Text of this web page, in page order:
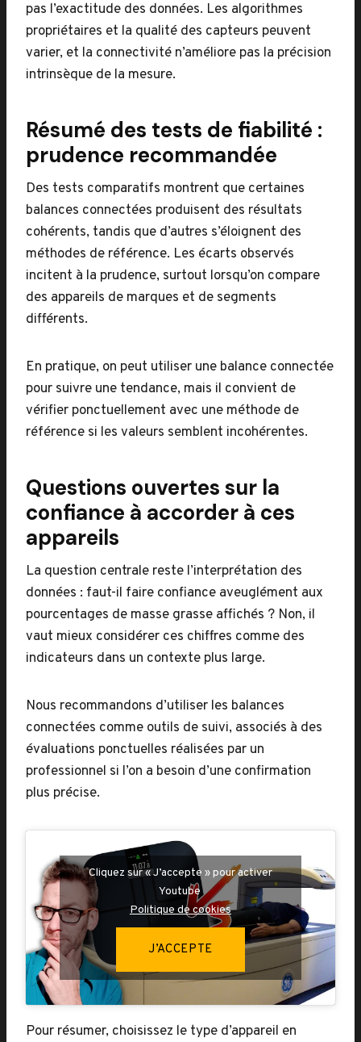
pas l’exactitude des données. Les algorithmes
propriétaires et la qualité des capteurs peuvent
varier, et la connectivité n’améliore pas la précision
intrinsèque de la mesure.
Résumé des tests de fiabilité :
prudence recommandée
Des tests comparatifs montrent que certaines
balances connectées produisent des résultats
cohérents, tandis que d’autres s’éloignent des
méthodes de référence. Les écarts observés
incitent à la prudence, surtout lorsqu’on compare
des appareils de marques et de segments
différents.
En pratique, on peut utiliser une balance connectée
pour suivre une tendance, mais il convient de
vérifier ponctuellement avec une méthode de
référence si les valeurs semblent incohérentes.
Questions ouvertes sur la
confiance à accorder à ces
appareils
La question centrale reste l’interprétation des
données : faut-il faire confiance aveuglément aux
pourcentages de masse grasse affichés ? Non, il
vaut mieux considérer ces chiffres comme des
indicateurs dans un contexte plus large.
Nous recommandons d’utiliser les balances
connectées comme outils de suivi, associés à des
évaluations ponctuelles réalisées par un
professionnel si l’on a besoin d’une confirmation
plus précise.
Cliquez sur « J’accepte » pour activer
Youtube
Politique de cookies
J’ACCEPTE
Pour résumer, choisissez le type d’appareil en